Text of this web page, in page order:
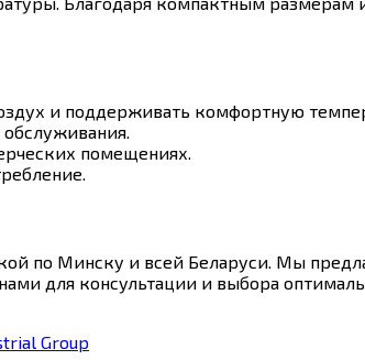
и поддерживать комфортную
помещениях.
по Минску и всей Беларуси. Мы
для консультации и выбора
Group